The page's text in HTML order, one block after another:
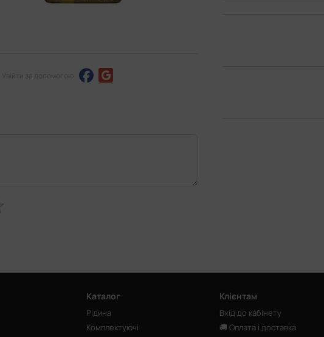
Увійти за допомогою
Каталог
Рідина
Комплектуючі
Клієнтам
Вхід до кабінету
🚚 Оплата і доставка